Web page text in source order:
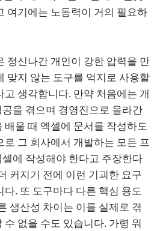
여기에는 노동력이 거의 필요하
정신나간 개인이 강한 압력을 만
맞지 않는 도구를 억지로 사용할
생각합니다. 만약 처음에는 개
을 겪으며 경영진으로 올라간
배울 때 엑셀에 문서를 작성하도
로 그 회사에서 개발하는 모든 프
에 작성해야 한다고 주장한다
커지기 전에 이런 기괴한 요구
. 또 도구마다 다른 핵심 용도
생산성 차이는 이를 실제로 겪
없을 수도 있습니다. 가령 워